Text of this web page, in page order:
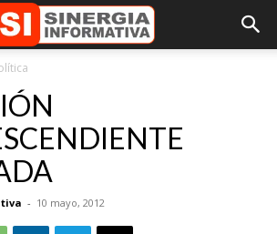
- 10 mayo, 2012